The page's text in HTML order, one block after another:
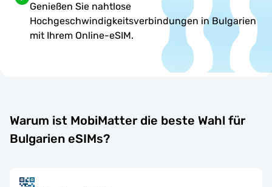
Genießen Sie nahtlose
Hochgeschwindigkeitsverbindungen in Bulgarien
mit Ihrem Online-eSIM.
Warum ist MobiMatter die beste Wahl für
Bulgarien eSIMs?